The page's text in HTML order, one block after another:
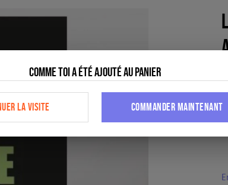
MON JOURNAL ANIMAL
Comme toi a été ajouté au panier
LA VISITE COMMANDER MAINTENANT